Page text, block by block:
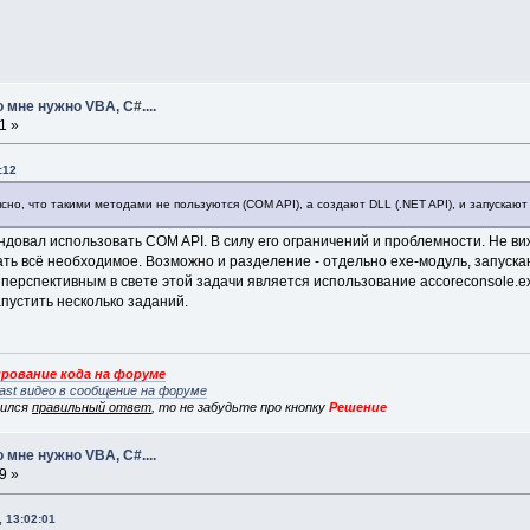
нужно VBA, C#....
»
что такими методами не пользуются (COM API), а создают DLL (.NET API), и
использовать COM API. В силу его ограничений и проблемности. Не
всё необходимое. Возможно и разделение - отдельно exe-модуль,
в свете этой задачи является использование
несколько заданий.
кода на форуме
видео в сообщение на форуме
правильный ответ , то не забудьте про кнопкуРешение
нужно VBA, C#....
»
13:02:01